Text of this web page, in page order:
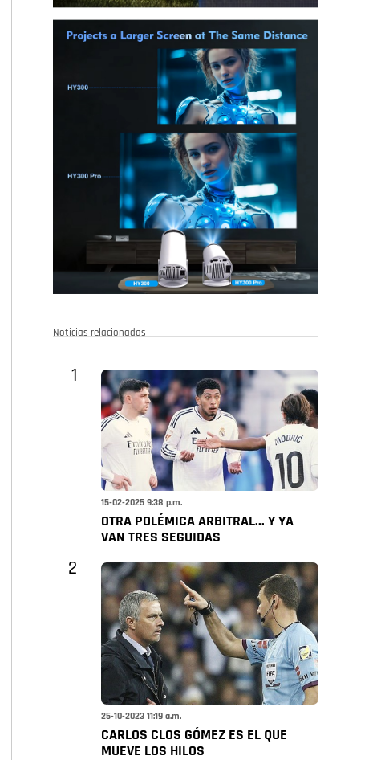
Noticias relacionadas
1
15-02-2025 9:38 p.m.
OTRA POLÉMICA ARBITRAL... Y YA
VAN TRES SEGUIDAS
2
25-10-2023 11:19 a.m.
CARLOS CLOS GÓMEZ ES EL QUE
MUEVE LOS HILOS